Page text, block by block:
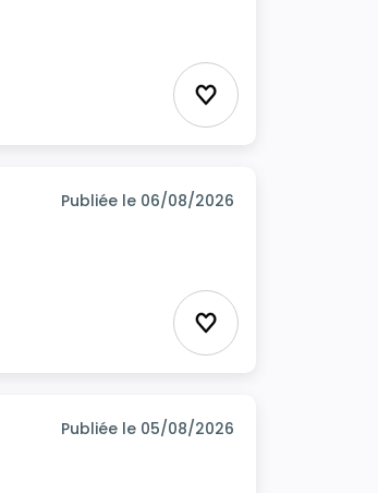
Ajouter aux
Publiée le 06/08/2026
Ajouter aux
Publiée le 05/08/2026